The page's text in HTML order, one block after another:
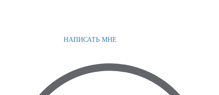
НАПИСАТЬ МНЕ